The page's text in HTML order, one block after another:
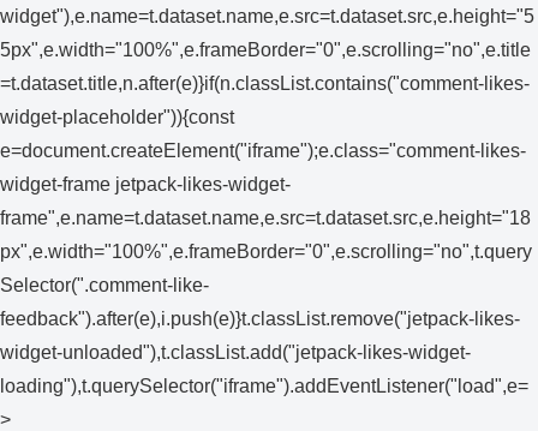
widget"),e.name=t.dataset.name,e.src=t.dataset.src,e.height="5
5px",e.width="100%",e.frameBorder="0",e.scrolling="no",e.title
=t.dataset.title,n.after(e)}if(n.classList.contains("comment-likes-
widget-placeholder")){const
e=document.createElement("iframe");e.class="comment-likes-
widget-frame jetpack-likes-widget-
frame",e.name=t.dataset.name,e.src=t.dataset.src,e.height="18
px",e.width="100%",e.frameBorder="0",e.scrolling="no",t.query
Selector(".comment-like-
feedback").after(e),i.push(e)}t.classList.remove("jetpack-likes-
widget-unloaded"),t.classList.add("jetpack-likes-widget-
loading"),t.querySelector("iframe").addEventListener("load",e=
>